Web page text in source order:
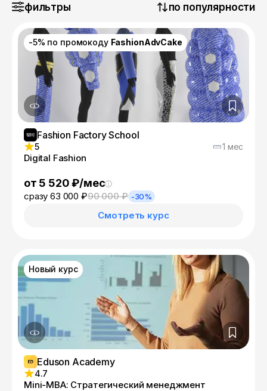
фильтры по популярности
-5% по промокоду FashionAdvCake
Fashion Factory School
5 1 мес
Digital Fashion
от 5 520 ₽/мес
сразу 63 000 ₽90 000 ₽ -30%
Смотреть курс
Новый курс
Eduson Academy
4.7
Mini-MBA: Стратегический менеджмент